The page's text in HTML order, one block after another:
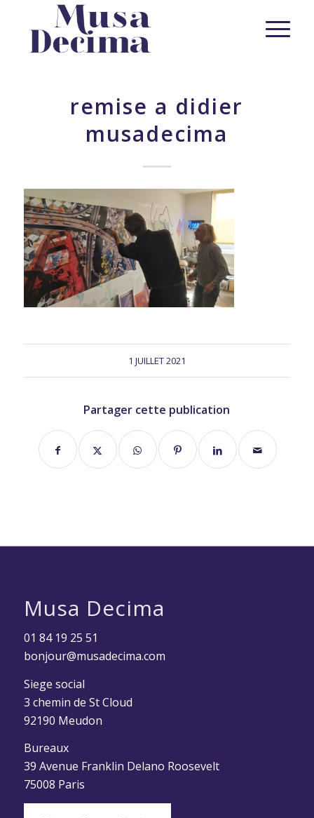
remise a didier
musadecima
1 JUILLET 2021
Partager cette publication
Musa Decima
01 84 19 25 51
bonjour@musadecima.com
Siege social
3 chemin de St Cloud
92190 Meudon
Bureaux
39 Avenue Franklin Delano Roosevelt
75008 Paris